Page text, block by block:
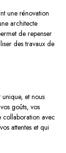
une rénovation
architecte
de repenser
des travaux de
et nous
goûts, vos
collaboration avec
attentes et qui